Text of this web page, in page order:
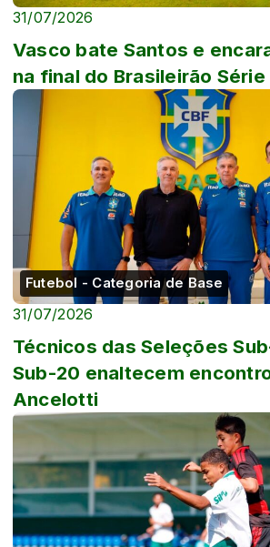
31/07/2026
Vasco bate Santos e
na final do Brasileirão
Futebol - Categoria de Base
31/07/2026
Técnicos das Seleções
Sub-20 enaltecem
Ancelotti